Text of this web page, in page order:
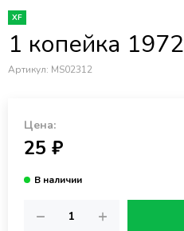
XF
1 копейка 1972
Артикул: MS02312
Цена:
25 ₽